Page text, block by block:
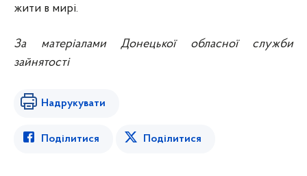
жити в мирі.
За матеріалами Донецької обласної служби
зайнятості
Надрукувати
Поділитися Поділитися